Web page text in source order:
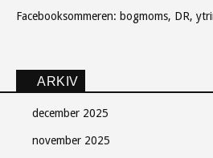
Facebooksommeren: bogmoms, DR,
ARKIV
december 2025
november 2025